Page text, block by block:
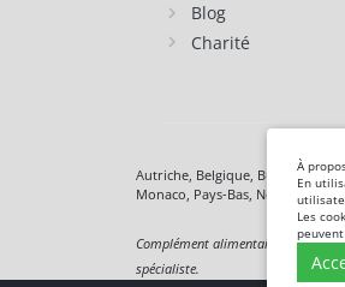
Blog
Charité
Autriche, Belgique, Bulgarie,
Monaco, Pays-Bas, Norvège,
Complément alimentaire. Ce n'est
spécialiste.
À
En
Les